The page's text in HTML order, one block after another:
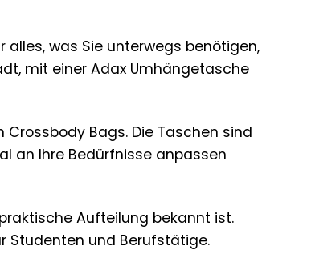
was Sie unterwegs benötigen,
mit einer Adax Umhängetasche
Bags. Die Taschen sind
an Ihre Bedürfnisse anpassen
Aufteilung bekannt ist.
Studenten und Berufstätige.